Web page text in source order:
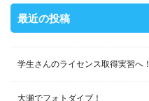
最近の投稿
学生さんのライセンス取得実習へ！
大瀬でフォトダイブ！